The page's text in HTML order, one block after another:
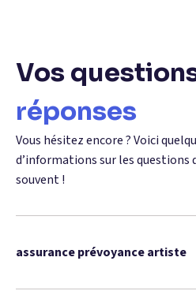
Vos
réponses
Vous hésitez encore ? Voici
d’informations sur les questions
souvent !
assurance prévoyance artiste​